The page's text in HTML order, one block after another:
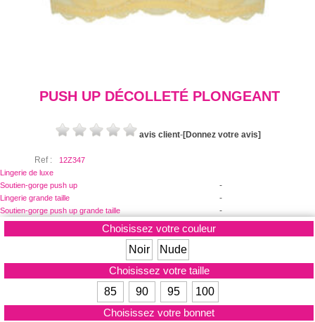
PUSH UP DÉCOLLETÉ PLONGEANT
avis client-[Donnez votre avis]
Ref :
12Z347
Lingerie de luxe
-
Soutien-gorge push up
-
Lingerie grande taille
-
Soutien-gorge push up grande taille
Choisissez votre couleur
Noir
Nude
Choisissez votre taille
85
90 95
100
Choisissez votre bonnet